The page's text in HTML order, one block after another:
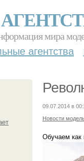
мира
агентства
09.07.2014 в
Новости
Обучаем как